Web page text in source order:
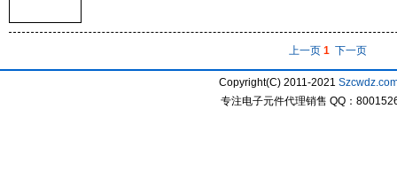
上一页 1 下一页
Copyright(C) 2011-2021
专注电子元件代理销售 QQ：